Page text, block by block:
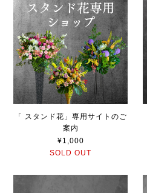
「 スタンド花」専用サイトのご
案内
¥1,000
SOLD OUT